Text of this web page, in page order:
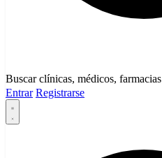
Buscar clínicas, médicos, farmacias
Entrar Registrarse